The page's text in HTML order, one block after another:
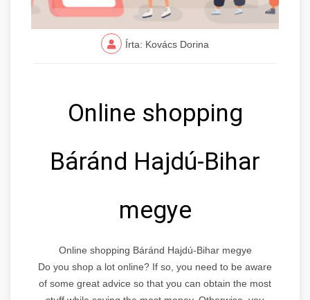
Írta: Kovács Dorina
Online shopping
Báránd Hajdú-Bihar
megye
Online shopping Báránd Hajdú-Bihar megye
Do you shop a lot online? If so, you need to be aware
of some great advice so that you can obtain the most